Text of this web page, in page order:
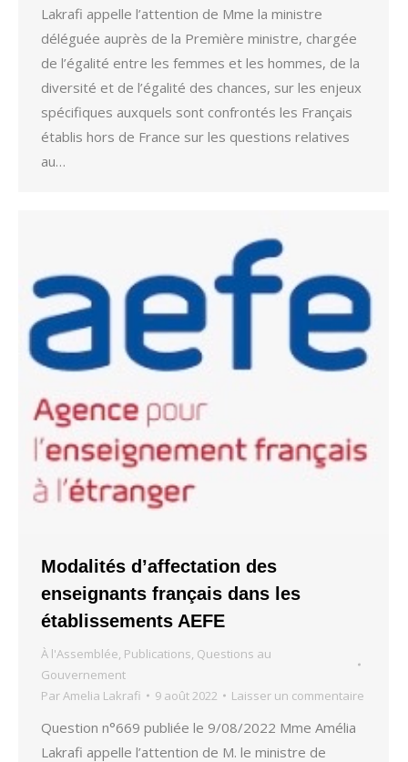
Lakrafi appelle l’attention de Mme la ministre
déléguée auprès de la Première ministre, chargée
de l’égalité entre les femmes et les hommes, de la
diversité et de l’égalité des chances, sur les enjeux
spécifiques auxquels sont confrontés les Français
établis hors de France sur les questions relatives
au…
Modalités d’affectation des
enseignants français dans les
établissements AEFE
À l'Assemblée, Publications, Questions au
Gouvernement
ParAmelia Lakrafi 9 août 2022 Laisser un commentaire
Question n°669 publiée le 9/08/2022 Mme Amélia
Lakrafi appelle l’attention de M. le ministre de